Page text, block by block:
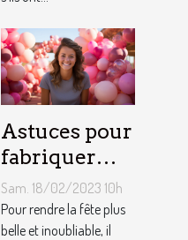
Astuces pour
fabriquer
une arche de
ballons
Sam. 18/02/2023 10h
Pour rendre la fête plus
belle et inoubliable, il